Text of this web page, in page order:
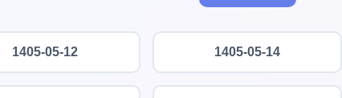
1405-05-14
1405-05-12